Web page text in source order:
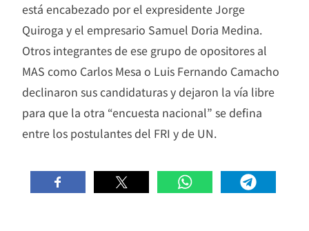
está encabezado por el expresidente Jorge
Quiroga y el empresario Samuel Doria Medina.
Otros integrantes de ese grupo de opositores al
MAS como Carlos Mesa o Luis Fernando Camacho
declinaron sus candidaturas y dejaron la vía libre
para que la otra “encuesta nacional” se defina
entre los postulantes del FRI y de UN.